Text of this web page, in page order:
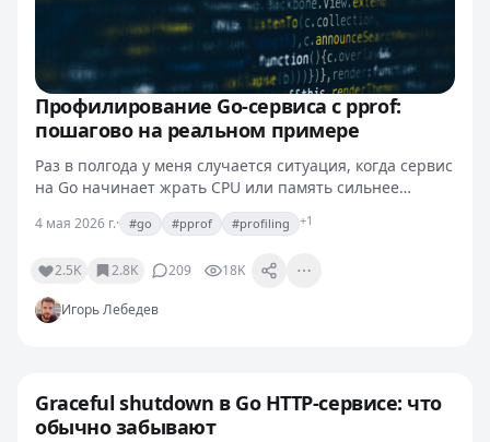
Профилирование Go-сервиса с pprof:
пошагово на реальном примере
Раз в полгода у меня случается ситуация, когда сервис
на Go начинает жрать CPU или память сильнее
обычного, и непонятно, откуда. Каждый раз спасает
net/http/pprof. Но из раза в раз вижу коллег,…
4 мая 2026 г.· #go #pprof #profiling +1
2.5K 2.8K 209 18K
Игорь Лебедев
Graceful shutdown в Go HTTP-сервисе: что
обычно забывают